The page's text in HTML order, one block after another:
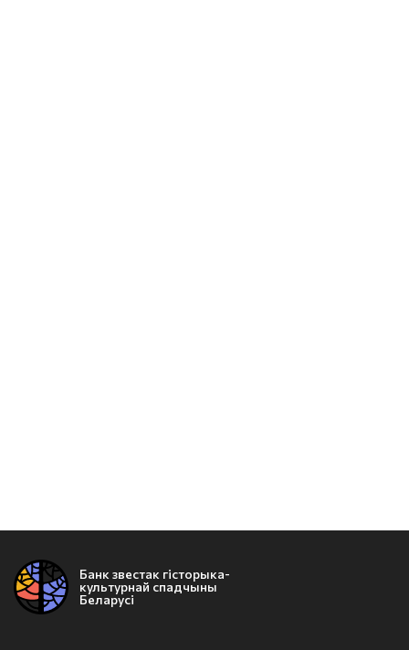
Банк звестак гісторыка-
культурнай спадчыны
Беларусі